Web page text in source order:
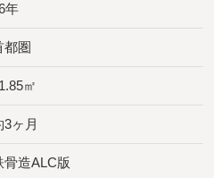
年
都圏
㎡
3ヶ月
骨造ALC版